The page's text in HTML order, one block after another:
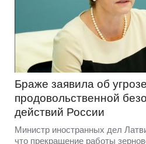
Браже заявила об угрозе
продовольственной
действий России
Министр иностранных дел
что прекращение работы